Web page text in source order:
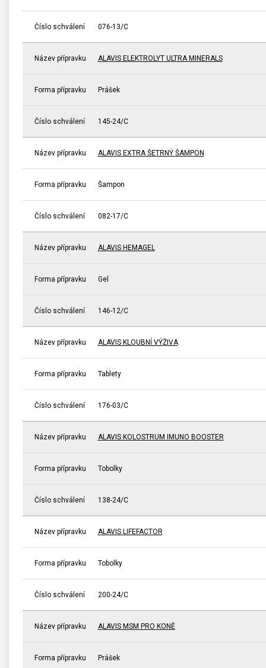
Číslo schválení 076-13/C
Název přípravku ALAVIS ELEKTROLYT ULTRA MINERALS
Forma přípravku Prášek
Číslo schválení 145-24/C
Název přípravku ALAVIS EXTRA ŠETRNÝ ŠAMPON
Forma přípravku Šampon
Číslo schválení 082-17/C
Název přípravku ALAVIS HEMAGEL
Forma přípravku Gel
Číslo schválení 146-12/C
Název přípravku ALAVIS KLOUBNÍ VÝŽIVA
Forma přípravku Tablety
Číslo schválení 176-03/C
Název přípravku ALAVIS KOLOSTRUM IMUNO BOOSTER
Forma přípravku Tobolky
Číslo schválení 138-24/C
Název přípravku ALAVIS LIFEFACTOR
Forma přípravku Tobolky
Číslo schválení 200-24/C
Název přípravku ALAVIS MSM PRO KONĚ
Forma přípravku Prášek